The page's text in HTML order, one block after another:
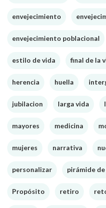
envejecimiento
envejecimiento poblacional
estilo de vida final de la
herencia huella
jubilacion larga vida
mayores medicina
mujeres narrativa
personalizar pirámide
Propósito retiro